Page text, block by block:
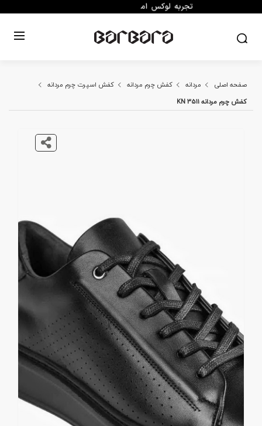
صفحه اصلی مردانه کفش چرم مردانه
کفش اسپرت چرم مردانه
کفش چرم مردانه KN 3511